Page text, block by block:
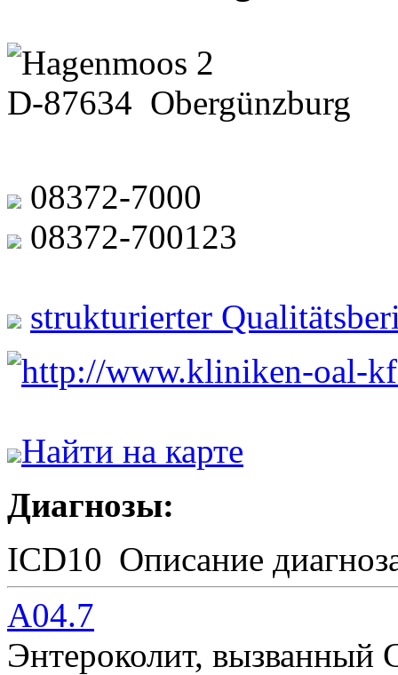
Hagenmoos 2
D-87634 Obergünzburg
08372-7000
08372-700123
strukturierter
http://www.kliniken-oal-
Найти на карте
Диагнозы:
ICD10 Описание
A04.7
Энтероколит,